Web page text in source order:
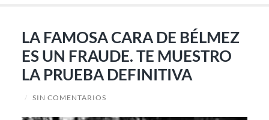
LA FAMOSA CARA DE BÉLMEZ
ES UN FRAUDE. TE MUESTRO
LA PRUEBA DEFINITIVA
/ SIN COMENTARIOS